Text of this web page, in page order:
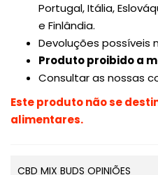
Portugal, Itália,
e Finlândia.
Devoluções possíveis
Produto proibido a
Consultar as nossas
Este produto não se
alimentares.
CBD MIX BUDS OPINIÕES